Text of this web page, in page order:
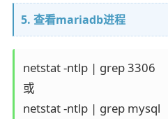
5. 查看mariadb进程
netstat -ntlp | grep 3306
或
netstat -ntlp | grep mysql